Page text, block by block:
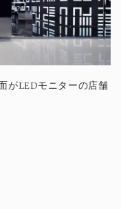
がLEDモニターの店舗